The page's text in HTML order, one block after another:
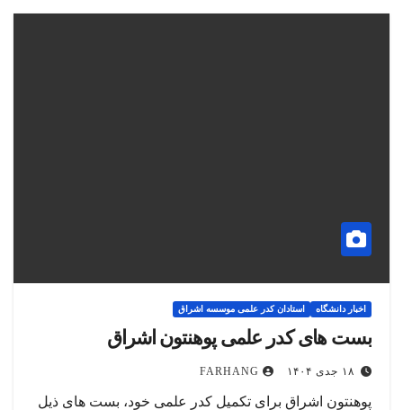
اخبار دانشگاه استادان کدر علمی موسسه اشراق
بست های کدر علمی پوهنتون اشراق
۱۸ جدی ۱۴۰۴ FARHANG
پوهنتون اشراق برای تکمیل کدر علمی خود، بست های ذیل